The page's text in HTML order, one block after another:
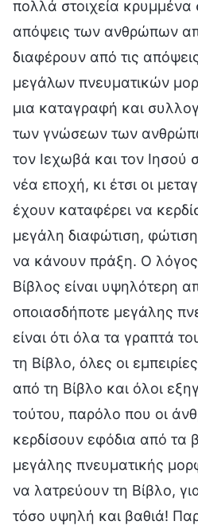
πολλά στοιχεία κρυμμένα
απόψεις των ανθρώπων
διαφέρουν από τις
μεγάλων πνευματικών
μια καταγραφή και
των γνώσεων των
τον Ιεχωβά και τον Ιησού
νέα εποχή, κι έτσι οι
έχουν καταφέρει να
μεγάλη διαφώτιση,
να κάνουν πράξη. Ο λόγος
Βίβλος είναι υψηλότερη
οποιασδήποτε μεγάλης
είναι ότι όλα τα γραπτά
τη Βίβλο, όλες οι
από τη Βίβλο και όλοι
τούτου, παρόλο που οι
κερδίσουν εφόδια από τα
μεγάλης πνευματικής
να λατρεύουν τη Βίβλο,
τόσο υψηλή και βαθιά!